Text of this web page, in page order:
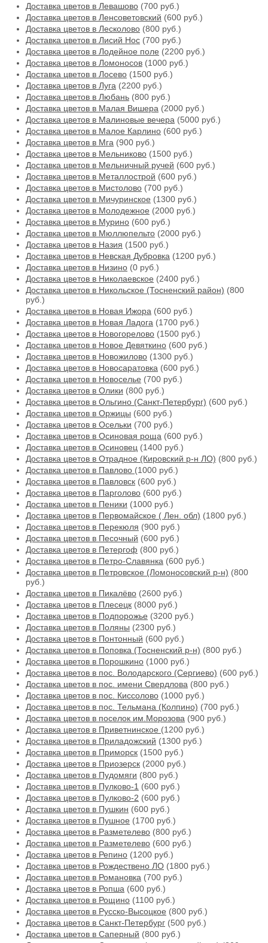
Доставка цветов в Левашово (700 руб.)
Доставка цветов в Ленсоветовский (600 руб.)
Доставка цветов в Лесколово (800 руб.)
Доставка цветов в Лисий Нос (700 руб.)
Доставка цветов в Лодейное поле (2200 руб.)
Доставка цветов в Ломоносов (1000 руб.)
Доставка цветов в Лосево (1500 руб.)
Доставка цветов в Луга (2200 руб.)
Доставка цветов в Любань (800 руб.)
Доставка цветов в Малая Вишера (2000 руб.)
Доставка цветов в Малиновые вечера (5000 руб.)
Доставка цветов в Малое Карлино (600 руб.)
Доставка цветов в Мга (900 руб.)
Доставка цветов в Мельниково (1500 руб.)
Доставка цветов в Мельничный ручей (600 руб.)
Доставка цветов в Металлострой (600 руб.)
Доставка цветов в Мистолово (700 руб.)
Доставка цветов в Мичуринское (1300 руб.)
Доставка цветов в Молодежное (2000 руб.)
Доставка цветов в Мурино (600 руб.)
Доставка цветов в Мюллюпельто (2000 руб.)
Доставка цветов в Назия (1500 руб.)
Доставка цветов в Невская Дубровка (1200 руб.)
Доставка цветов в Низино (0 руб.)
Доставка цветов в Николаевское (2400 руб.)
Доставка цветов в Никольское (Тосненский район) (800
руб.)
Доставка цветов в Новая Ижора (600 руб.)
Доставка цветов в Новая Ладога (1700 руб.)
Доставка цветов в Новогорелово (1500 руб.)
Доставка цветов в Новое Девяткино (600 руб.)
Доставка цветов в Новожилово (1300 руб.)
Доставка цветов в Новосаратовка (600 руб.)
Доставка цветов в Новоселье (700 руб.)
Доставка цветов в Олики (800 руб.)
Доставка цветов в Ольгино (Санкт-Петербург) (600 руб.)
Доставка цветов в Оржицы (600 руб.)
Доставка цветов в Осельки (700 руб.)
Доставка цветов в Осиновая роща (600 руб.)
Доставка цветов в Осиновец (1400 руб.)
Доставка цветов в Отрадное (Кировский р-н ЛО) (800 руб.)
Доставка цветов в Павлово (1000 руб.)
Доставка цветов в Павловск (600 руб.)
Доставка цветов в Парголово (600 руб.)
Доставка цветов в Пеники (1000 руб.)
Доставка цветов в Первомайское ( Лен. обл) (1800 руб.)
Доставка цветов в Перекюля (900 руб.)
Доставка цветов в Песочный (600 руб.)
Доставка цветов в Петергоф (800 руб.)
Доставка цветов в Петро-Славянка (600 руб.)
Доставка цветов в Петровское (Ломоносовский р-н) (800
руб.)
Доставка цветов в Пикалёво (2600 руб.)
Доставка цветов в Плесецк (8000 руб.)
Доставка цветов в Подпорожье (3200 руб.)
Доставка цветов в Поляны (2300 руб.)
Доставка цветов в Понтонный (600 руб.)
Доставка цветов в Поповка (Тосненский р-н) (800 руб.)
Доставка цветов в Порошкино (1000 руб.)
Доставка цветов в пос. Володарского (Сергиево) (600 руб.)
Доставка цветов в пос. имени Свердлова (800 руб.)
Доставка цветов в пос. Киссолово (1000 руб.)
Доставка цветов в пос. Тельмана (Колпино) (700 руб.)
Доставка цветов в поселок им.Морозова (900 руб.)
Доставка цветов в Приветнинское (1200 руб.)
Доставка цветов в Приладожский (1300 руб.)
Доставка цветов в Приморск (1500 руб.)
Доставка цветов в Приозерск (2000 руб.)
Доставка цветов в Пудомяги (800 руб.)
Доставка цветов в Пулково-1 (600 руб.)
Доставка цветов в Пулково-2 (600 руб.)
Доставка цветов в Пушкин (600 руб.)
Доставка цветов в Пушное (1700 руб.)
Доставка цветов в Разметелево (800 руб.)
Доставка цветов в Разметелево (600 руб.)
Доставка цветов в Репино (1200 руб.)
Доставка цветов в Рождествено ЛО (1800 руб.)
Доставка цветов в Романовка (700 руб.)
Доставка цветов в Ропша (600 руб.)
Доставка цветов в Рощино (1100 руб.)
Доставка цветов в Русско-Высоцкое (800 руб.)
Доставка цветов в Санкт-Петербург (500 руб.)
Доставка цветов в Саперный (800 руб.)